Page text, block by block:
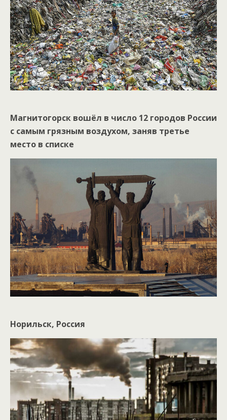
Магнитогорск вошёл в число 12 городов России
с самым грязным воздухом, заняв третье
место в списке
Норильск, Россия